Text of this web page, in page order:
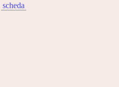
scheda